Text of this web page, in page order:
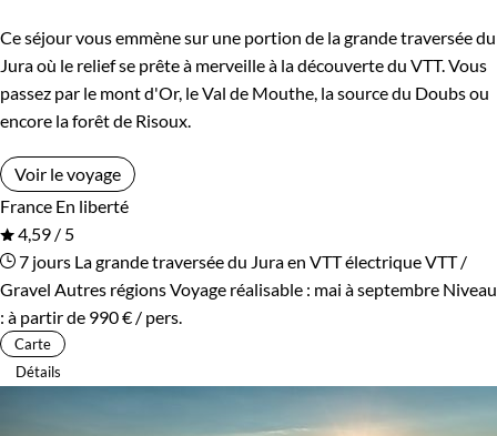
Ce séjour vous emmène sur une portion de la grande traversée du
Jura où le relief se prête à merveille à la découverte du VTT. Vous
passez par le mont d'Or, le Val de Mouthe, la source du Doubs ou
encore la forêt de Risoux.
Voir le voyage
France En liberté
4,59 / 5
7 jours La grande traversée du Jura en VTT électriqueVTT /
Gravel Autres régionsVoyage réalisable : mai à septembre Niveau
: à partir de 990 € / pers.
Carte
Détails